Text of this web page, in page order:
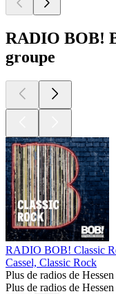
RADIO BOB!
groupe
RADIO BOB! Classic
Cassel, Classic Rock
Plus de radios de Hessen
Plus de radios de Hessen